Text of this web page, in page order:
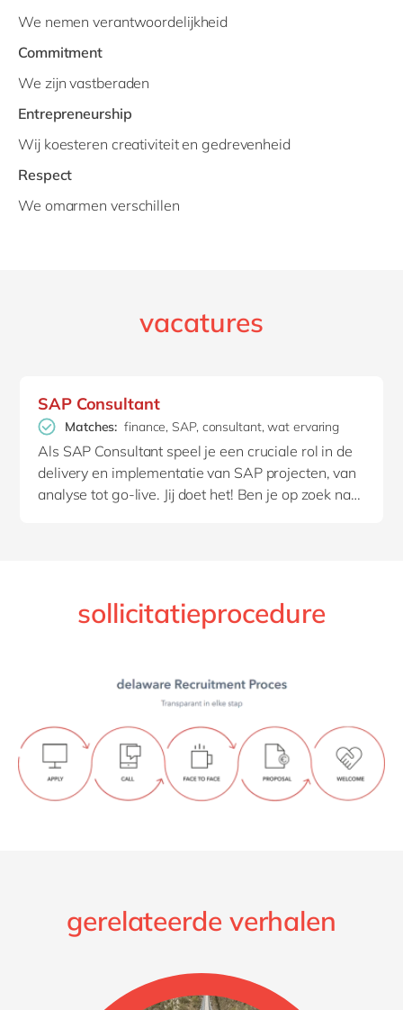
We nemen verantwoordelijkheid
Commitment
We zijn vastberaden
Entrepreneurship
Wij koesteren creativiteit en gedrevenheid
Respect
We omarmen verschillen
vacatures
SAP Consultant
Matches: finance, SAP, consultant, wat ervaring
Als SAP Consultant speel je een cruciale rol in de
delivery en implementatie van SAP projecten, van
analyse tot go-live. Jij doet het! Ben je op zoek naar
sollicitatieprocedure
gerelateerde verhalen